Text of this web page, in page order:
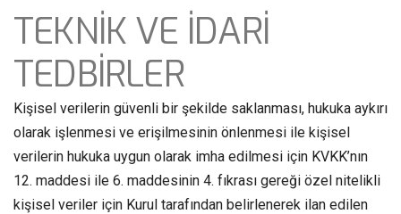
TEKNİK VE İDARİ
TEDBİRLER
Kişisel verilerin güvenli bir şekilde saklanması, hukuka aykırı
olarak işlenmesi ve erişilmesinin önlenmesi ile kişisel
verilerin hukuka uygun olarak imha edilmesi için KVKK’nın
12. maddesi ile 6. maddesinin 4. fıkrası gereği özel nitelikli
kişisel veriler için Kurul tarafından belirlenerek ilan edilen